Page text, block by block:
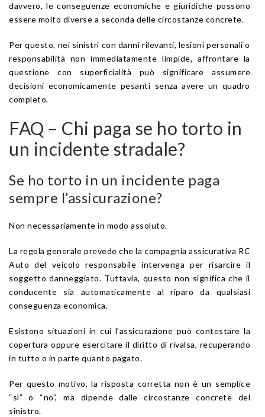
davvero, le conseguenze economiche e giuridiche possono
essere molto diverse a seconda delle circostanze concrete.
Per questo, nei sinistri con danni rilevanti, lesioni personali o
responsabilità non immediatamente limpide, affrontare la
questione con superficialità può significare assumere
decisioni economicamente pesanti senza avere un quadro
completo.
FAQ – Chi paga se ho torto in
un incidente stradale?
Se ho torto in un incidente paga
sempre l’assicurazione?
Non necessariamente in modo assoluto.
La regola generale prevede che la compagnia assicurativa RC
Auto del veicolo responsabile intervenga per risarcire il
soggetto danneggiato. Tuttavia, questo non significa che il
conducente sia automaticamente al riparo da qualsiasi
conseguenza economica.
Esistono situazioni in cui l’assicurazione può contestare la
copertura oppure esercitare il diritto di rivalsa, recuperando
in tutto o in parte quanto pagato.
Per questo motivo, la risposta corretta non è un semplice
“sì” o “no”, ma dipende dalle circostanze concrete del
sinistro.